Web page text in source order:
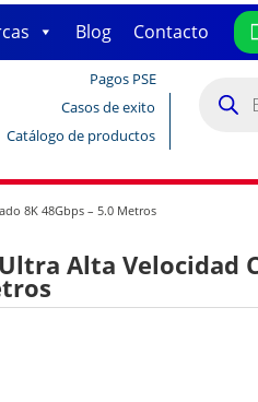
Blog Contacto
Pagos PSE
Casos de exito
Catálogo de productos
8K 48Gbps – 5.0 Metros
Alta Velocidad